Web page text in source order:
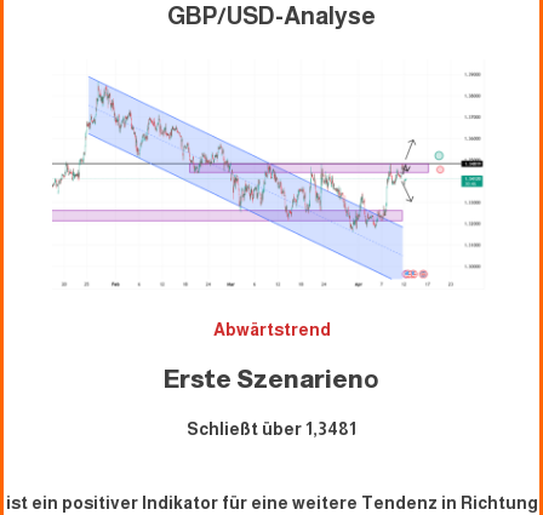
GBP/USD-Analyse
Abwärtstrend
Erste Szenarieno
Schließt über 1,3481
ist ein positiver Indikator für eine weitere Tendenz in Richtung